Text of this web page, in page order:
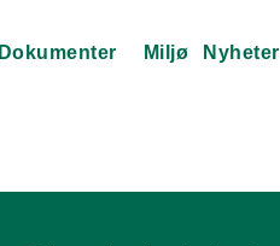
Dokumenter Miljø Nyheter